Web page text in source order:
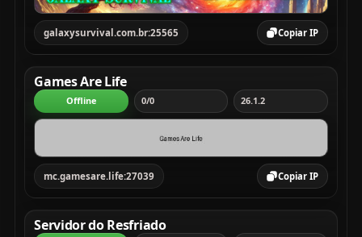
galaxysurvival.com.br:25565 Copiar IP
mc.gamesare.life:27039 Copiar IP
Games Are Life
Offline 0/0 26.1.2
Servidor do Resfriado